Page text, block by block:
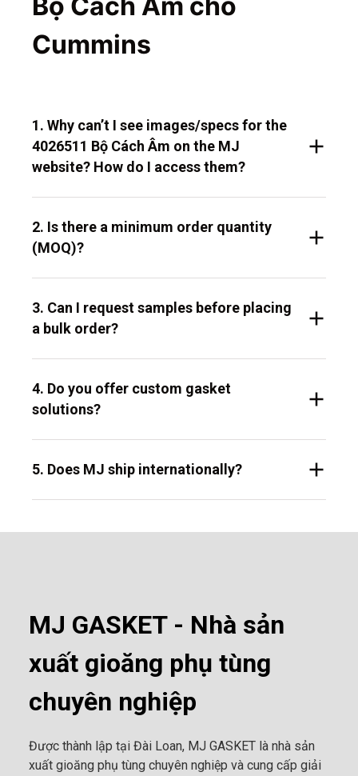
Cummins
1. Why can’t I see images/specs for the
4026511 Bộ Cách Âm on the MJ
website? How do I access them?
2. Is there a minimum order quantity
(MOQ)?
3. Can I request samples before placing
a bulk order?
4. Do you offer custom gasket
solutions?
5. Does MJ ship internationally?
MJ GASKET - Nhà sản
xuất gioăng phụ tùng
chuyên nghiệp
Được thành lập tại Đài Loan, MJ GASKET là nhà sản
xuất gioăng phụ tùng chuyên nghiệp và cung cấp giải